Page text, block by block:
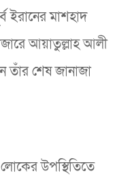
ইরানের মাশহাদ
আয়াতুল্লাহ আলী
তাঁর শেষ জানাজা
উপস্থিতিতে